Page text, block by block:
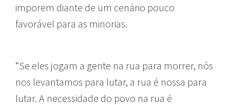
imporem diante de um cenário pouco
favorável para as minorias.
“Se eles jogam a gente na rua para morrer, nós
nos levantamos para lutar, a rua é nossa para
lutar. A necessidade do povo na rua é